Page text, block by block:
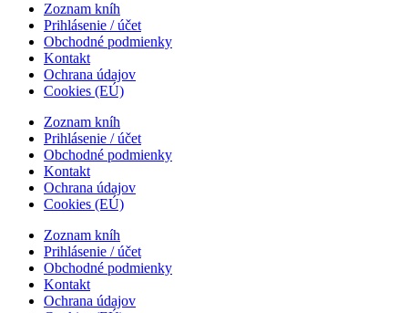
Zoznam kníh
Prihlásenie / účet
Obchodné podmienky
Kontakt
Ochrana údajov
Cookies (EÚ)
Zoznam kníh
Prihlásenie / účet
Obchodné podmienky
Kontakt
Ochrana údajov
Cookies (EÚ)
Zoznam kníh
Prihlásenie / účet
Obchodné podmienky
Kontakt
Ochrana údajov